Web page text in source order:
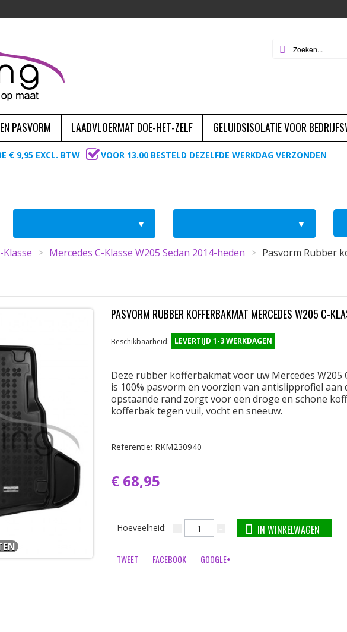
PASVORM LAADVLOERMAT DOE-HET-ZELF GELUIDSISOLATIE VOOR
€ 9,95 EXCL. BTW VOOR 13.00 BESTELD DEZELFDE WERKDAG VERZONDEN
Klasse > Mercedes C-Klasse W205 Sedan 2014-heden > Pasvorm Rubber
PASVORM RUBBER KOFFERBAKMAT MERCEDES W205 C-
Beschikbaarheid: LEVERTIJD 1-3 WERKDAGEN
Deze rubber kofferbakmat voor uw Mercedes W205
is 100% pasvorm en voorzien van antislipprofiel aan
opstaande rand zorgt voor een droge en schone
kofferbak tegen vuil, vocht en sneeuw.
Referentie: RKM230940
€ 68,95
Hoeveelheid: IN WINKELWAGEN
TWEET FACEBOOK GOOGLE+